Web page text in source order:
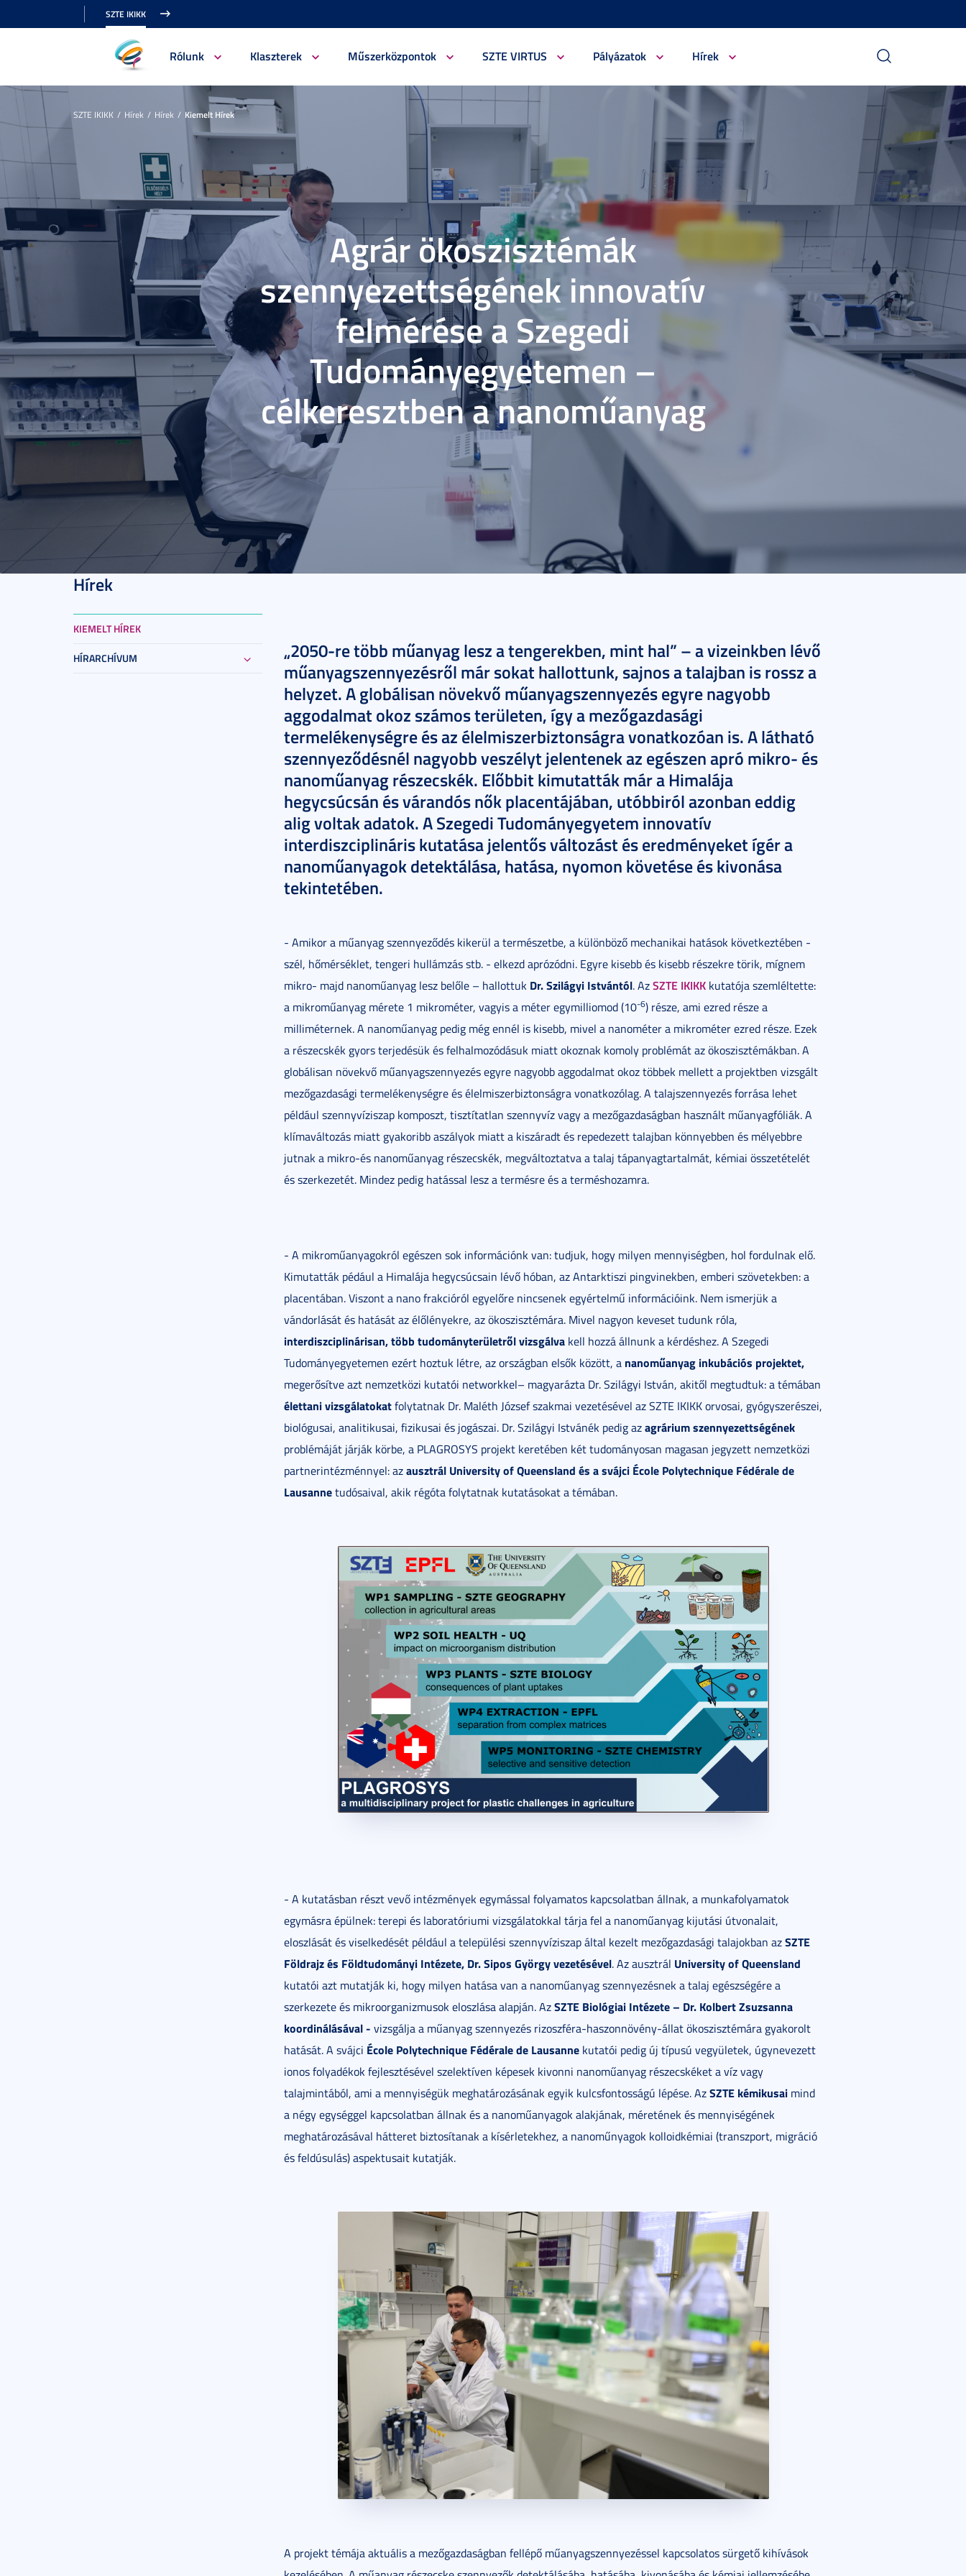
SZTE IKIKK
Rólunk Klaszterek Műszerközpontok SZTE VIRTUS Pályázatok Hírek
SZTE IKIKK Hírek Hírek Kiemelt Hírek
Agrár ökoszisztémák
szennyezettségének innovatív
felmérése a Szegedi
Tudományegyetemen –
célkeresztben a nanoműanyag
Hírek
KIEMELT HÍREK
HÍRARCHÍVUM
„2050-re több műanyag lesz a tengerekben, mint hal” – a vizeinkben lévő
műanyagszennyezésről már sokat hallottunk, sajnos a talajban is rossz a
helyzet. A globálisan növekvő műanyagszennyezés egyre nagyobb
aggodalmat okoz számos területen, így a mezőgazdasági
termelékenységre és az élelmiszerbiztonságra vonatkozóan is. A látható
szennyeződésnél nagyobb veszélyt jelentenek az egészen apró mikro- és
nanoműanyag részecskék. Előbbit kimutatták már a Himalája
hegycsúcsán és várandós nők placentájában, utóbbiról azonban eddig
alig voltak adatok. A Szegedi Tudományegyetem innovatív
interdiszciplináris kutatása jelentős változást és eredményeket ígér a
nanoműanyagok detektálása, hatása, nyomon követése és kivonása
tekintetében.
- Amikor a műanyag szennyeződés kikerül a természetbe, a különböző mechanikai hatások következtében -
szél, hőmérséklet, tengeri hullámzás stb. - elkezd aprózódni. Egyre kisebb és kisebb részekre törik, mígnem
mikro- majd nanoműanyag lesz belőle – hallottuk Dr.Szilágyi Istvántól. AzSZTE IKIKKkutatója szemléltette:
a mikroműanyag mérete 1 mikrométer, vagyis a méter egymilliomod (10-6) része, ami ezred része a
milliméternek. A nanoműanyag pedig még ennél is kisebb, mivel a nanométer a mikrométer ezred része. Ezek
a részecskék gyors terjedésük és felhalmozódásuk miatt okoznak komoly problémát az ökoszisztémákban. A
globálisan növekvő műanyagszennyezés egyre nagyobb aggodalmat okoz többek mellett a projektben vizsgált
mezőgazdasági termelékenységre és élelmiszerbiztonságra vonatkozólag. A talajszennyezés forrása lehet
például szennyvíziszap komposzt, tisztítatlan szennyvíz vagy a mezőgazdaságban használt műanyagfóliák. A
klímaváltozás miatt gyakoribb aszályok miatt a kiszáradt és repedezett talajban könnyebben és mélyebbre
jutnak a mikro-és nanoműanyag részecskék, megváltoztatva a talaj tápanyagtartalmát, kémiai összetételét
és szerkezetét. Mindez pedig hatással lesz a termésre és a terméshozamra.
- A mikroműanyagokról egészen sok információnk van: tudjuk, hogy milyen mennyiségben, hol fordulnak elő.
Kimutatták pédául a Himalája hegycsúcsain lévő hóban, az Antarktiszi pingvinekben, emberi szövetekben: a
placentában. Viszont a nano frakcióról egyelőre nincsenek egyértelmű információink. Nem ismerjük a
vándorlását és hatását az élőlényekre, az ökoszisztémára. Mivel nagyon keveset tudunk róla,
interdiszciplinárisan, több tudományterületről vizsgálvakell hozzá állnunk a kérdéshez. A Szegedi
Tudományegyetemen ezért hoztuk létre, az országban elsők között, a nanoműanyag inkubációs projektet,
megerősítve azt nemzetközi kutatói networkkel– magyarázta Dr. Szilágyi István, akitől megtudtuk: a témában
élettani vizsgálatokatfolytatnak Dr. Maléth József szakmai vezetésével az SZTE IKIKK orvosai, gyógyszerészei,
biológusai, analitikusai, fizikusai és jogászai. Dr. Szilágyi Istvánék pedig azagrárium szennyezettségének
problémáját járják körbe, a PLAGROSYS projekt keretében két tudományosan magasan jegyzett nemzetközi
partnerintézménnyel: azausztrál University of Queensland és a svájci École Polytechnique Fédérale de
Lausannetudósaival, akik régóta folytatnak kutatásokat a témában.
- A kutatásban részt vevő intézmények egymással folyamatos kapcsolatban állnak, a munkafolyamatok
egymásra épülnek: terepi és laboratóriumi vizsgálatokkal tárja fel a nanoműanyag kijutási útvonalait,
eloszlását és viselkedését például a települési szennyvíziszap által kezelt mezőgazdasági talajokban azSZTE
Földrajz és Földtudományi Intézete, Dr. Sipos György vezetésével. Az ausztrál University of Queensland
kutatói azt mutatják ki, hogy milyen hatása van a nanoműanyag szennyezésnek a talaj egészségére a
szerkezete és mikroorganizmusok eloszlása alapján. AzSZTE Biológiai Intézete – Dr. Kolbert Zsuzsanna
koordinálásával - vizsgálja a műanyag szennyezés rizoszféra-haszonnövény-állat ökoszisztémára gyakorolt
hatását. A svájci École Polytechnique Fédérale de Lausannekutatói pedig új típusú vegyületek, úgynevezett
ionos folyadékok fejlesztésével szelektíven képesek kivonni nanoműanyag részecskéket a víz vagy
talajmintából, ami a mennyiségük meghatározásának egyik kulcsfontosságú lépése. AzSZTE kémikusaimind
a négy egységgel kapcsolatban állnak és a nanoműanyagok alakjának, méretének és mennyiségének
meghatározásával hátteret biztosítanak a kísérletekhez, a nanoműnyagok kolloidkémiai (transzport, migráció
és feldúsulás) aspektusait kutatják.
A projekt témája aktuális a mezőgazdaságban fellépő műanyagszennyezéssel kapcsolatos sürgető kihívások